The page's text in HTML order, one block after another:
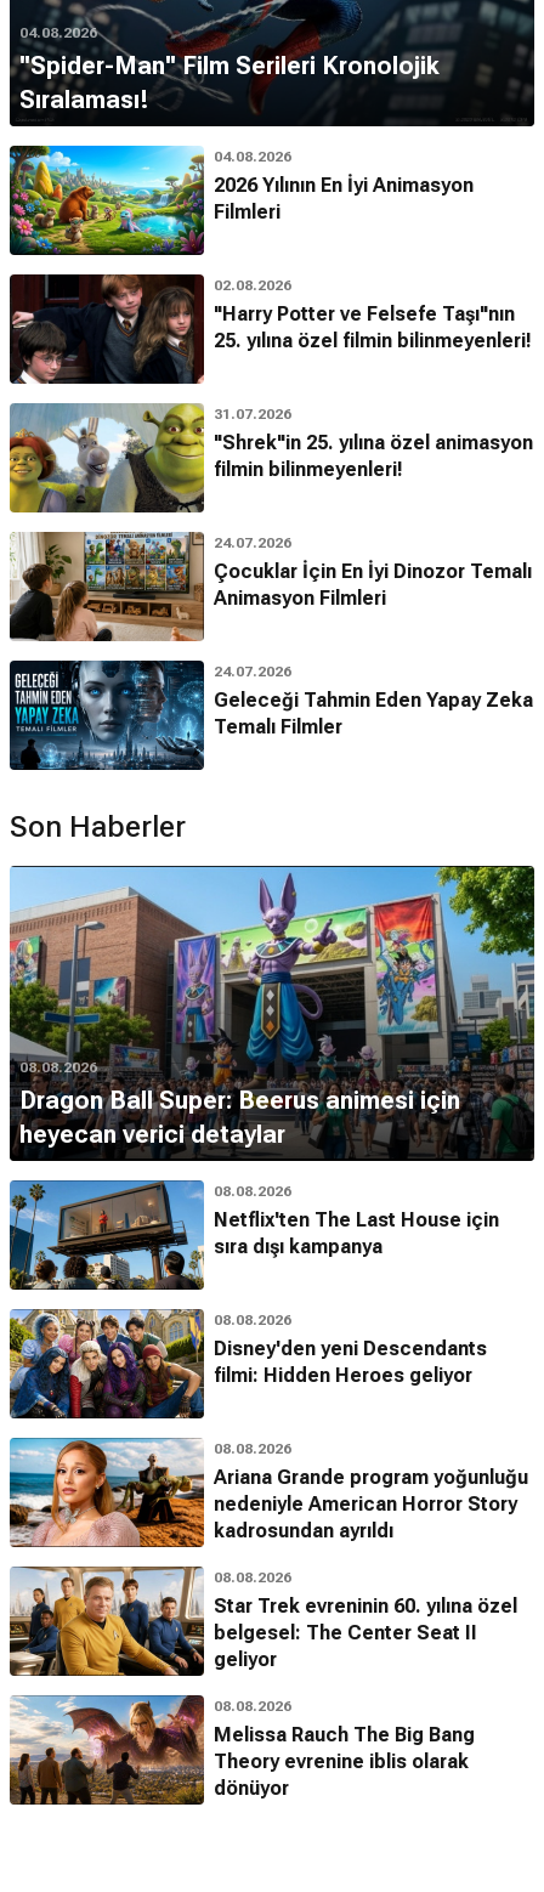
04.08.2026
''Spider-Man'' Film Serileri Kronolojik
Sıralaması!
04.08.2026
2026 Yılının En İyi Animasyon
Filmleri
02.08.2026
"Harry Potter ve Felsefe Taşı"nın
25. yılına özel filmin bilinmeyenleri!
31.07.2026
"Shrek"in 25. yılına özel animasyon
filmin bilinmeyenleri!
24.07.2026
Çocuklar İçin En İyi Dinozor Temalı
Animasyon Filmleri
24.07.2026
Geleceği Tahmin Eden Yapay Zeka
Temalı Filmler
Son Haberler
08.08.2026
Dragon Ball Super: Beerus animesi için
heyecan verici detaylar
08.08.2026
Netflix'ten The Last House için
sıra dışı kampanya
08.08.2026
Disney'den yeni Descendants
filmi: Hidden Heroes geliyor
08.08.2026
Ariana Grande program yoğunluğu
nedeniyle American Horror Story
kadrosundan ayrıldı
08.08.2026
Star Trek evreninin 60. yılına özel
belgesel: The Center Seat II
geliyor
08.08.2026
Melissa Rauch The Big Bang
Theory evrenine iblis olarak
dönüyor